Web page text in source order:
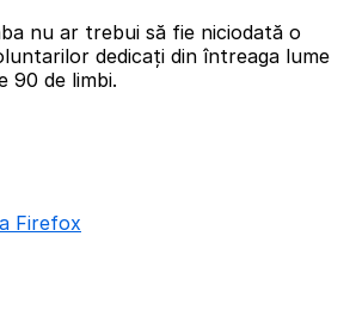
nu ar trebui să fie niciodată o
dedicați din întreaga lume
90 de limbi.
Firefox